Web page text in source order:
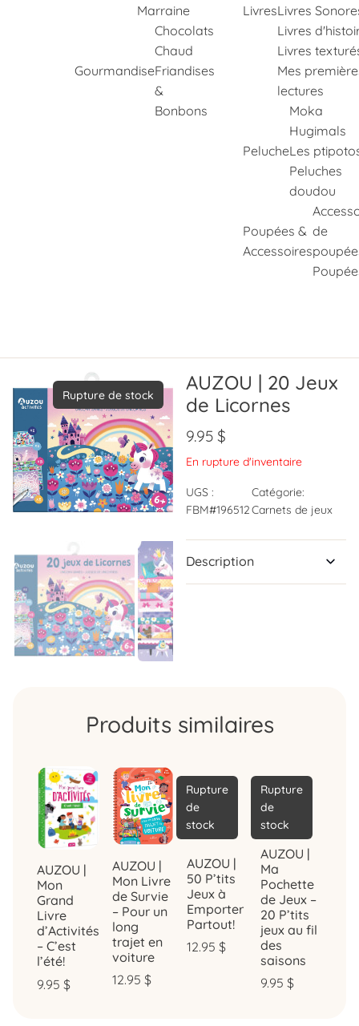
Marraine
Gourmandise
Chocolats
Chaud
Friandises
&
Bonbons
LivresLivres
Livres
Livres
Mes
lectures
Peluche
Moka
Hugimals
Les
Peluches
doudou
Poupées &
Accessoires
de
Rupture de stock
AUZOU | 20 Jeux
de Licornes
9.95$
En rupture d'inventaire
UGS :
FBM#196512
Catégorie:
Carnets de jeux
Description
Produits similaires
AUZOU |
Mon
Grand
Livre
d’Activités
– C’est
l’été!
9.95 $
AUZOU |
Mon Livre
de Survie
– Pour un
long
trajet en
voiture
12.95 $
Rupture
de
stock
AUZOU |
50 P’tits
Jeux à
Emporter
Partout!
12.95 $
Rupture
de
stock
AUZOU |
Ma
Pochette
de Jeux –
20 P’tits
jeux au fil
des
saisons
9.95$